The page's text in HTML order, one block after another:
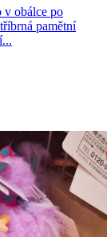
v obálce po
pamětní